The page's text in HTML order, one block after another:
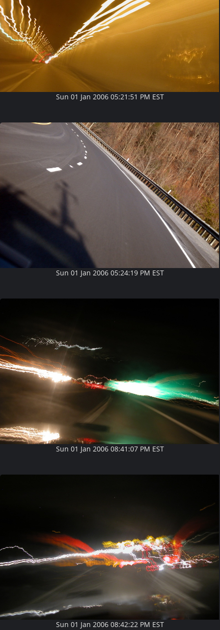
Sun 01 Jan 2006 05:21:51 PM EST
Sun 01 Jan 2006 05:24:19 PM EST
Sun 01 Jan 2006 08:41:07 PM EST
Sun 01 Jan 2006 08:42:22 PM EST